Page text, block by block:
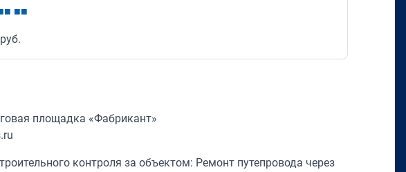
■ ■■
руб.
площадка «Фабрикант»
контроля за объектом: Ремонт путепровода через